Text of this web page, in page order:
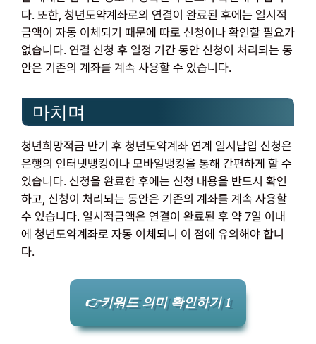
다. 또한, 청년도약계좌로의 연결이 완료된 후에는 일시적
금액이 자동 이체되기 때문에 따로 신청이나 확인할 필요가
없습니다. 연결 신청 후 일정 기간 동안 신청이 처리되는 동
안은 기존의 계좌를 계속 사용할 수 있습니다.
마치며
청년희망적금 만기 후 청년도약계좌 연계 일시납입 신청은
은행의 인터넷뱅킹이나 모바일뱅킹을 통해 간편하게 할 수
있습니다. 신청을 완료한 후에는 신청 내용을 반드시 확인
하고, 신청이 처리되는 동안은 기존의 계좌를 계속 사용할
수 있습니다. 일시적금액은 연결이 완료된 후 약 7일 이내
에 청년도약계좌로 자동 이체되니 이 점에 유의해야 합니
다.
👉키워드 의미 확인하기 1